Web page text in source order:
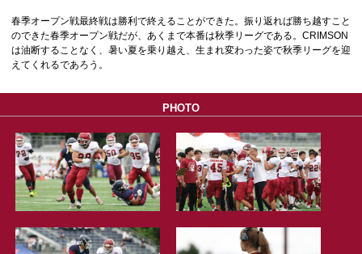
春季オープン戦最終戦は勝利で終えることができた。振り返れば勝ち越すこと
のできた春季オープン戦だが、あくまで本番は秋季リーグである。CRIMSON
は油断することなく、暑い夏を乗り越え、生まれ変わった姿で秋季リーグを迎
えてくれるであろう。
PHOTO